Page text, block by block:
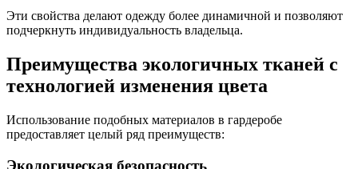
Эти свойства делают одежду более динамичной и позволяют
подчеркнуть индивидуальность владельца.
Преимущества экологичных тканей с
технологией изменения цвета
Использование подобных материалов в гардеробе
предоставляет целый ряд преимуществ:
Экологическая безопасность